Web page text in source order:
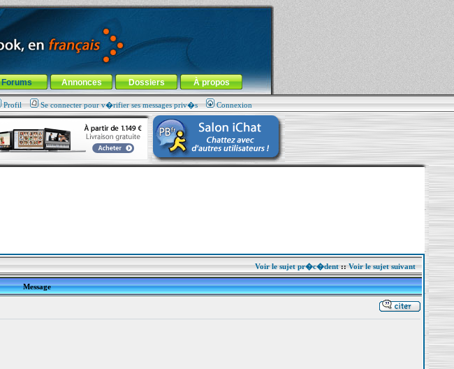
Forums Annonces Dossiers À propos
Profil Se connecter pour v�rifier ses messages priv�s Connexion
Voir le sujet pr�c�dent::Voir le sujet suivant
Message